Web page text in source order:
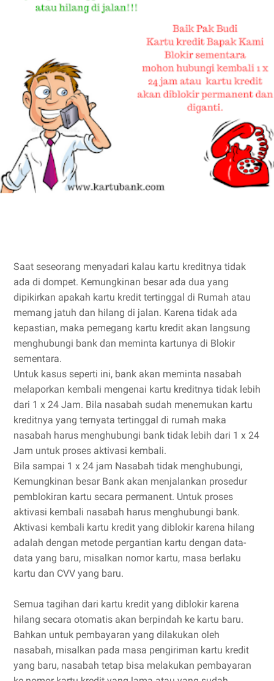
Saat seseorang menyadari kalau kartu kreditnya tidak
ada di dompet. Kemungkinan besar ada dua yang
dipikirkan apakah kartu kredit tertinggal di Rumah atau
memang jatuh dan hilang di jalan. Karena tidak ada
kepastian, maka pemegang kartu kredit akan langsung
menghubungi bank dan meminta kartunya di Blokir
sementara.
Untuk kasus seperti ini, bank akan meminta nasabah
melaporkan kembali mengenai kartu kreditnya tidak lebih
dari 1 x 24 Jam. Bila nasabah sudah menemukan kartu
kreditnya yang ternyata tertinggal di rumah maka
nasabah harus menghubungi bank tidak lebih dari 1 x 24
Jam untuk proses aktivasi kembali.
Bila sampai 1 x 24 jam Nasabah tidak menghubungi,
Kemungkinan besar Bank akan menjalankan prosedur
pemblokiran kartu secara permanent. Untuk proses
aktivasi kembali nasabah harus menghubungi bank.
Aktivasi kembali kartu kredit yang diblokir karena hilang
adalah dengan metode pergantian kartu dengan data-
data yang baru, misalkan nomor kartu, masa berlaku
kartu dan CVV yang baru.
Semua tagihan dari kartu kredit yang diblokir karena
hilang secara otomatis akan berpindah ke kartu baru.
Bahkan untuk pembayaran yang dilakukan oleh
nasabah, misalkan pada masa pengiriman kartu kredit
yang baru, nasabah tetap bisa melakukan pembayaran